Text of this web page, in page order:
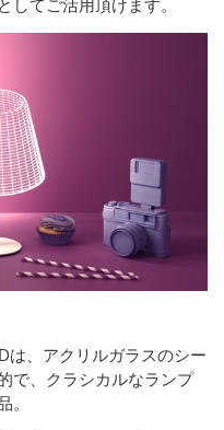
してご活用頂けます。
は、アクリルガラスのシー
で、クラシカルなランプ